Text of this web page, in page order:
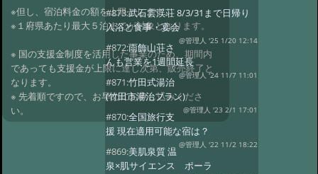
※但し、宿泊料金の額を上限とします。
※１府県あたり最大５泊までが対象となります。
※ 国の支援金制度を活用した事業のため、期間内
であっても支援金が上限に達し次第、販売終了と
なります。
※ 先着順ですので、お早めにお申し込みくださ
い。
#873:武石雲渓荘 8/3/31まで日帰り
入浴と食事・宴会
@管理人 '25 1/20 12:14
#872:雨飾山荘さ
んも営業を1週間延長
@管理人 '24 11/7 11:01
#871:竹田式湯治
(竹田市湯治プラン)
@管理人 '23 2/1 17:01
#870:全国旅行支
援 現在適用可能な宿は？
@管理人 '22 11/2 18:22
#869:美肌泉質 温
泉×肌サイエンス ポーラ